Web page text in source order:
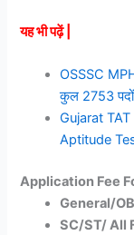
यह भी पढ़ें |
OSSSC
कुल 2753
Gujarat
Aptitude
Application Fee
General/
SC/ST/ All